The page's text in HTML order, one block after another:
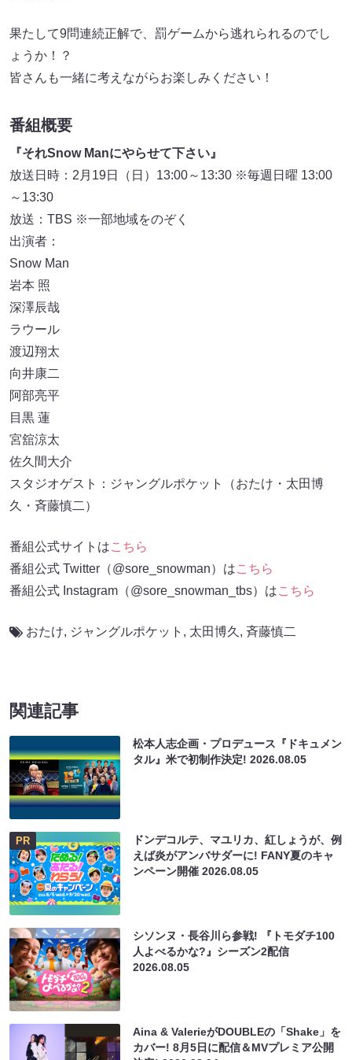
果たして9問連続正解で、罰ゲームから逃れられるのでし
ょうか！？
皆さんも一緒に考えながらお楽しみください！
番組概要
『それSnow Manにやらせて下さい』
放送日時：2月19日（日）13:00～13:30 ※毎週日曜 13:00
～13:30
放送：TBS ※一部地域をのぞく
出演者：
Snow Man
岩本 照
深澤辰哉
ラウール
渡辺翔太
向井康二
阿部亮平
目黒 蓮
宮舘涼太
佐久間大介
スタジオゲスト：ジャングルポケット（おたけ・太田博
久・斉藤慎二）
番組公式サイトはこちら
番組公式 Twitter（@sore_snowman）はこちら
番組公式 Instagram（@sore_snowman_tbs）はこちら
おたけ, ジャングルポケット , 太田博久 , 斉藤慎二
関連記事
松本人志企画・プロデュース『ドキュメン
タル』米で初制作決定!2026.08.05
PR
ドンデコルテ、マユリカ、紅しょうが、例
えば炎がアンバサダーに! FANY夏のキャ
ンペーン開催2026.08.05
シソンヌ・長谷川ら参戦! 『トモダチ100
人よべるかな?』シーズン2配信
2026.08.05
Aina & ValerieがDOUBLEの「Shake」を
カバー! 8月5日に配信＆MVプレミア公開